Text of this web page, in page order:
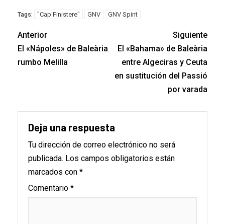
Tags: "Cap Finistere" GNV GNV Spirit
Anterior
El «Nápoles» de Baleària
rumbo Melilla
Siguiente
El «Bahama» de Baleària
entre Algeciras y Ceuta
en sustitución del Passió
por varada
Deja una respuesta
Tu dirección de correo electrónico no será
publicada. Los campos obligatorios están
marcados con *
Comentario *